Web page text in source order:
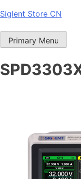
Skip
content
Siglent Store CN
Primary Menu